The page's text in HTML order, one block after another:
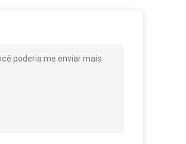
poderia me enviar mais